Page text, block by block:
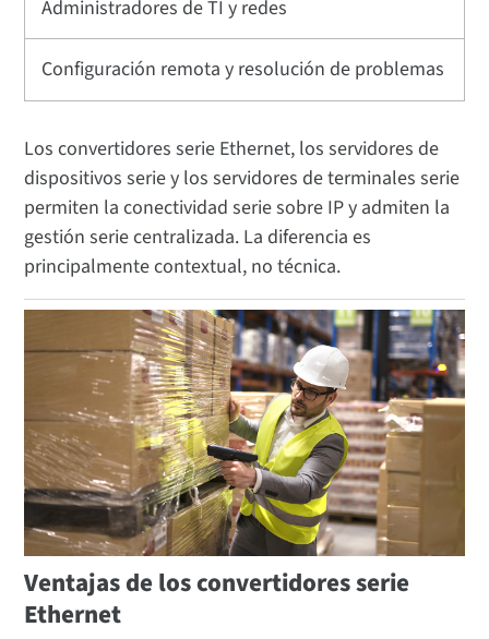
Administradores de TI y redes
Configuración remota y resolución de problemas
Los convertidores serie Ethernet, los servidores de
dispositivos serie y los servidores de terminales serie
permiten la conectividad serie sobre IP y admiten la
gestión serie centralizada. La diferencia es
principalmente contextual, no técnica.
Ventajas de los convertidores serie
Ethernet